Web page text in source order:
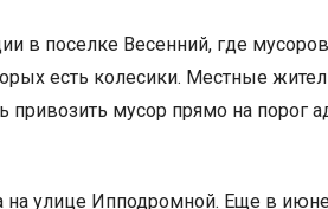
в поселке Весенний, где
есть колесики. Местные
привозить мусор прямо на порог
на улице Ипподромной. Еще в